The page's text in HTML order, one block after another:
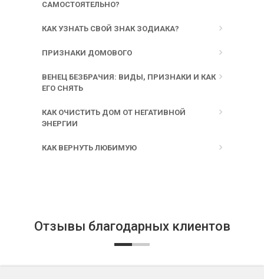
САМОСТОЯТЕЛЬНО?
КАК УЗНАТЬ СВОЙ ЗНАК ЗОДИАКА?
ПРИЗНАКИ ДОМОВОГО
ВЕНЕЦ БЕЗБРАЧИЯ: ВИДЫ, ПРИЗНАКИ И КАК
ЕГО СНЯТЬ
КАК ОЧИСТИТЬ ДОМ ОТ НЕГАТИВНОЙ
ЭНЕРГИИ
КАК ВЕРНУТЬ ЛЮБИМУЮ
Отзывы благодарных клиентов